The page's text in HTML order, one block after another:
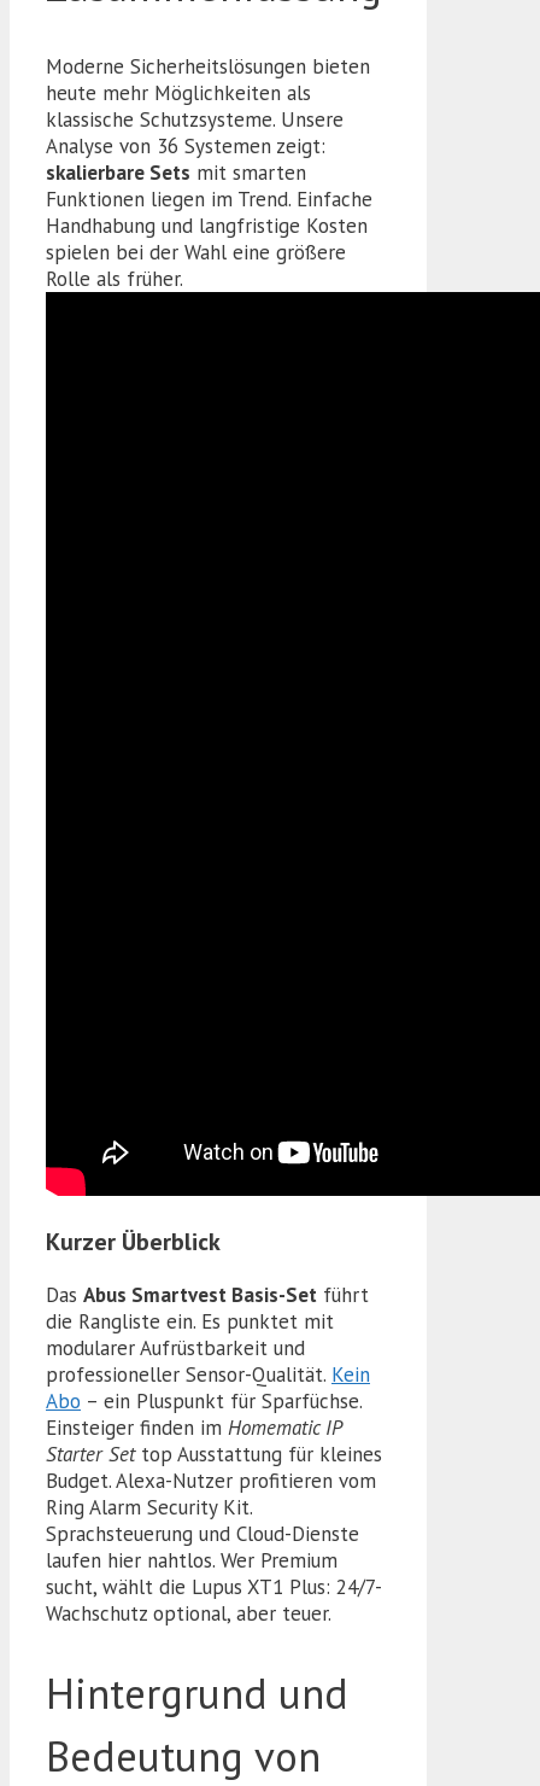
Moderne Sicherheitslösungen bieten
heute mehr Möglichkeiten als
klassische Schutzsysteme. Unsere
Analyse von 36 Systemen zeigt:
skalierbare Sets mit smarten
Funktionen liegen im Trend. Einfache
Handhabung und langfristige Kosten
spielen bei der Wahl eine größere
Rolle als früher.
Kurzer Überblick
Das Abus Smartvest Basis-Set führt
die Rangliste ein. Es punktet mit
modularer Aufrüstbarkeit und
professioneller Sensor-Qualität. Kein
Abo – ein Pluspunkt für Sparfüchse.
Einsteiger finden im Homematic IP
Starter Settop Ausstattung für kleines
Budget. Alexa-Nutzer profitieren vom
Ring Alarm Security Kit.
Sprachsteuerung und Cloud-Dienste
laufen hier nahtlos. Wer Premium
sucht, wählt die Lupus XT1 Plus: 24/7-
Wachschutz optional, aber teuer.
Hintergrund und
Bedeutung von